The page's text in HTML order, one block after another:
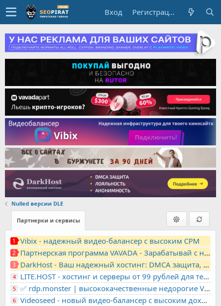
Вход Регистрация
Nulled версии DLE
Партнерки и сервисы
1 Vibix - надежный видео-балансер с высоким CPM
2 Партнерская программа VAVADA - Зарабатывай с нами!
3 DarkHost - Ваш надежный хостинг: DMCA защита, лояльность, анонимность
4 LITE.HOST - хостинг и серверы от 99 рублей для тех, кто любит не переплачивать. Доступ по SSH, поддержка PHP, GIT, COMPOSER, сертификаты Let's Encrypt
5 ✅ rdp.monster | высококачественные недорогие VPS, RDP - выделенные серверы
6 Videoseed - новый видео-балансер с высоким доходом